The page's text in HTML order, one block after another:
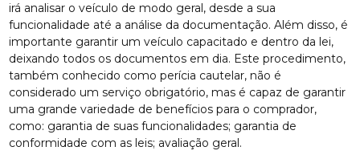
irá analisar o veículo de modo geral, desde a sua
funcionalidade até a análise da documentação. Além disso, é
importante garantir um veículo capacitado e dentro da lei,
deixando todos os documentos em dia. Este procedimento,
também conhecido como perícia cautelar, não é
considerado um serviço obrigatório, mas é capaz de garantir
uma grande variedade de benefícios para o comprador,
como: garantia de suas funcionalidades; garantia de
conformidade com as leis; avaliação geral.